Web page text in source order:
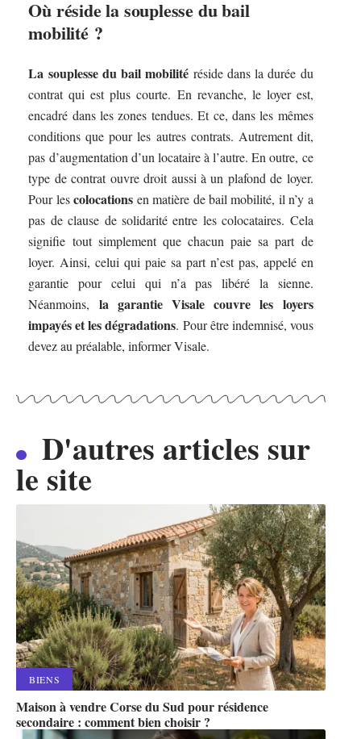
Où réside la souplesse du bail
mobilité ?
La souplesse du bail mobilité réside dans la durée du
contrat qui est plus courte. En revanche, le loyer est,
encadré dans les zones tendues. Et ce, dans les mêmes
conditions que pour les autres contrats. Autrement dit,
pas d’augmentation d’un locataire à l’autre. En outre, ce
type de contrat ouvre droit aussi à un plafond de loyer.
Pour lescolocations en matière de bail mobilité, il n’y a
pas de clause de solidarité entre les colocataires. Cela
signifie tout simplement que chacun paie sa part de
loyer. Ainsi, celui qui paie sa part n’est pas, appelé en
garantie pour celui qui n’a pas libéré la sienne.
Néanmoins, la garantie Visale couvre les loyers
impayés et les dégradations. Pour être indemnisé, vous
devez au préalable, informer Visale.
D'autres articles sur
le site
BIENS
Maison à vendre Corse du Sud pour résidence
secondaire : comment bien choisir ?